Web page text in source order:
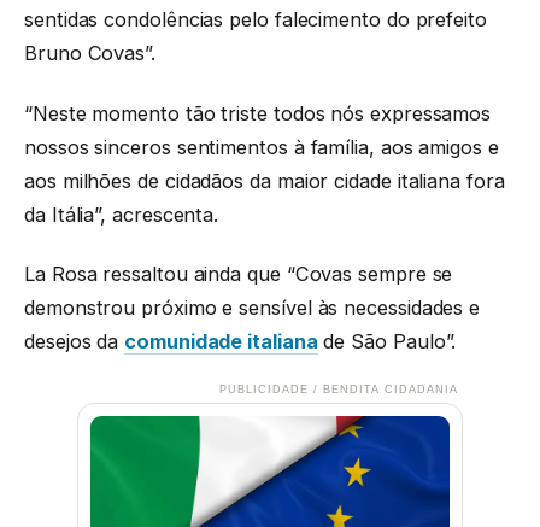
sentidas condolências pelo falecimento do prefeito
Bruno Covas”.
“Neste momento tão triste todos nós expressamos
nossos sinceros sentimentos à família, aos amigos e
aos milhões de cidadãos da maior cidade italiana fora
da Itália”, acrescenta.
La Rosa ressaltou ainda que “Covas sempre se
demonstrou próximo e sensível às necessidades e
desejos da comunidade italiana de São Paulo”.
PUBLICIDADE / BENDITA CIDADANIA